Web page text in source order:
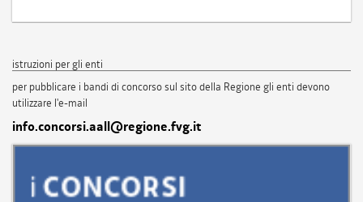
istruzioni per gli enti
per pubblicare i bandi di concorso sul sito della Regione gli enti devono
utilizzare l'e-mail
info.concorsi.aall@regione.fvg.it